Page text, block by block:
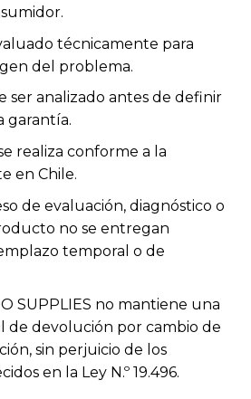
técnicamente para
del problema.
ser analizado antes de definir
garantía.
realiza conforme a la
en Chile.
de evaluación, diagnóstico o
no se entregan
temporal o de
SUPPLIES no mantiene una
de devolución por cambio de
sin perjuicio de los
en la Ley N.º 19.496.